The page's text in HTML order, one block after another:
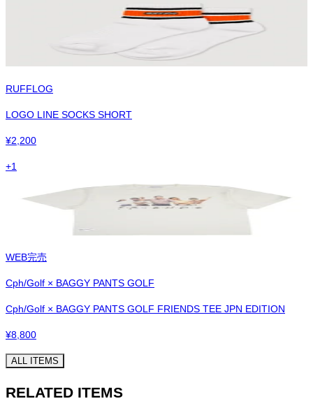
RUFFLOG
LOGO LINE SOCKS SHORT
¥2,200
+1
WEB完売
Cph/Golf × BAGGY PANTS GOLF
Cph/Golf × BAGGY PANTS GOLF FRIENDS TEE JPN EDITION
¥8,800
ALL ITEMS
RELATED ITEMS